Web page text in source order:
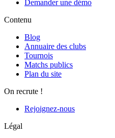
Demander une démo
Contenu
Blog
Annuaire des clubs
Tournois
Matchs publics
Plan du site
On recrute !
Rejoignez-nous
Légal